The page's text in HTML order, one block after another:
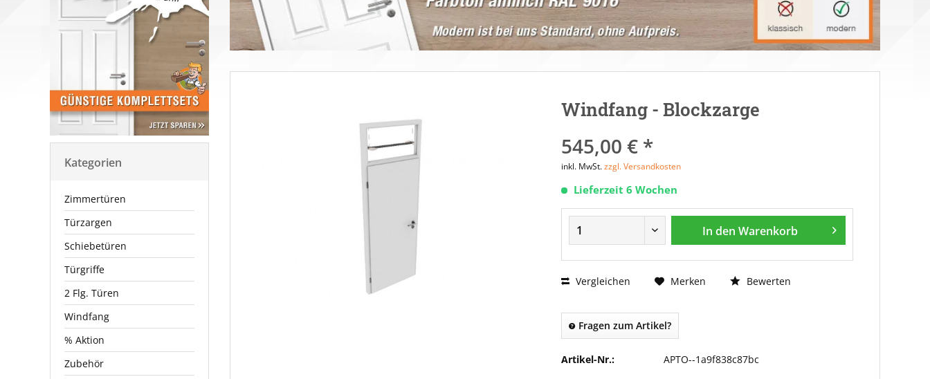
Kategorien
Zimmertüren
Türzargen
Schiebetüren
Türgriffe
2 Flg. Türen
Windfang
% Aktion
Zubehör
Windfang - Blockzarge
545,00 € *
inkl. MwSt.zzgl. Versandkosten
Lieferzeit 6 Wochen
In den Warenkorb
Vergleichen Merken Bewerten
Fragen zum Artikel?
Artikel-Nr.: APTO--1a9f838c87bc